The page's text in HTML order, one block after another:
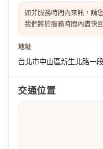
如非服務時間內來訊，請
我們將於服務時間內盡快
地址
台北市中山區新生北路一
交通位置